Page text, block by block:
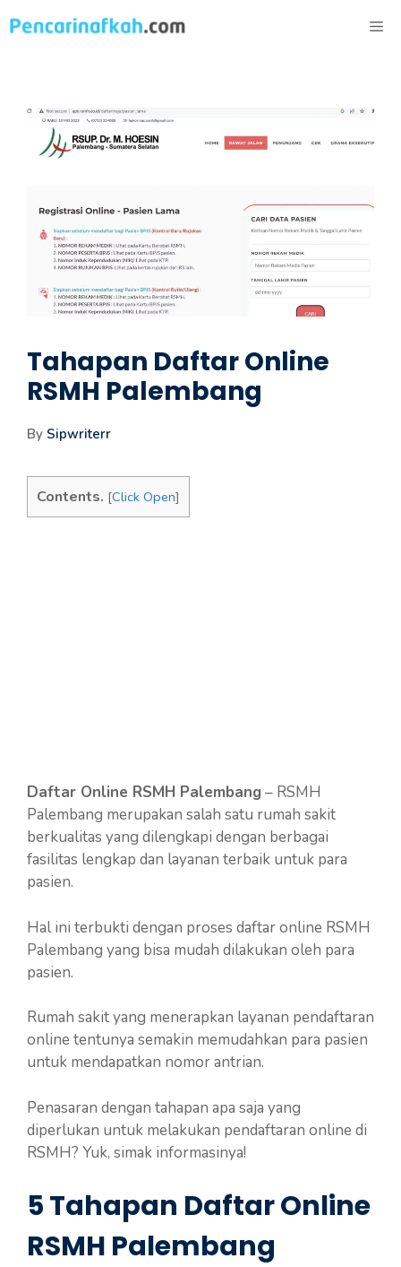
ke
Tahapan Daftar Online
RSMH Palembang
By Sipwriterr
Contents. [Click Open]
Daftar Online RSMH Palembang – RSMH
Palembang merupakan salah satu rumah sakit
berkualitas yang dilengkapi dengan berbagai
fasilitas lengkap dan layanan terbaik untuk para
pasien.
Hal ini terbukti dengan proses daftar online RSMH
Palembang yang bisa mudah dilakukan oleh para
pasien.
Rumah sakit yang menerapkan layanan pendaftaran
online tentunya semakin memudahkan para pasien
untuk mendapatkan nomor antrian.
Penasaran dengan tahapan apa saja yang
diperlukan untuk melakukan pendaftaran online di
RSMH? Yuk, simak informasinya!
5 Tahapan Daftar Online
RSMH Palembang